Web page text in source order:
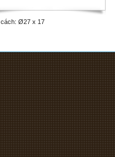
Ø27 x 17